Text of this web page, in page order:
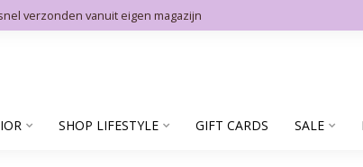
verzonden vanuit eigen magazijn
SHOP LIFESTYLE GIFT CARDS SALE